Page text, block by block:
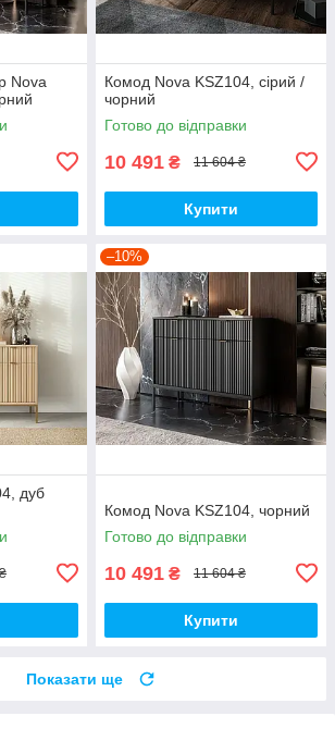
Nova
Комод Nova KSZ104, сірий /
чорний
Готово до відправки
10 491 ₴ 11 604 ₴
Купити
дуб
–10%
Комод Nova KSZ104, чорний
Готово до відправки
10 491 ₴ 11 604 ₴
Купити
Показати ще